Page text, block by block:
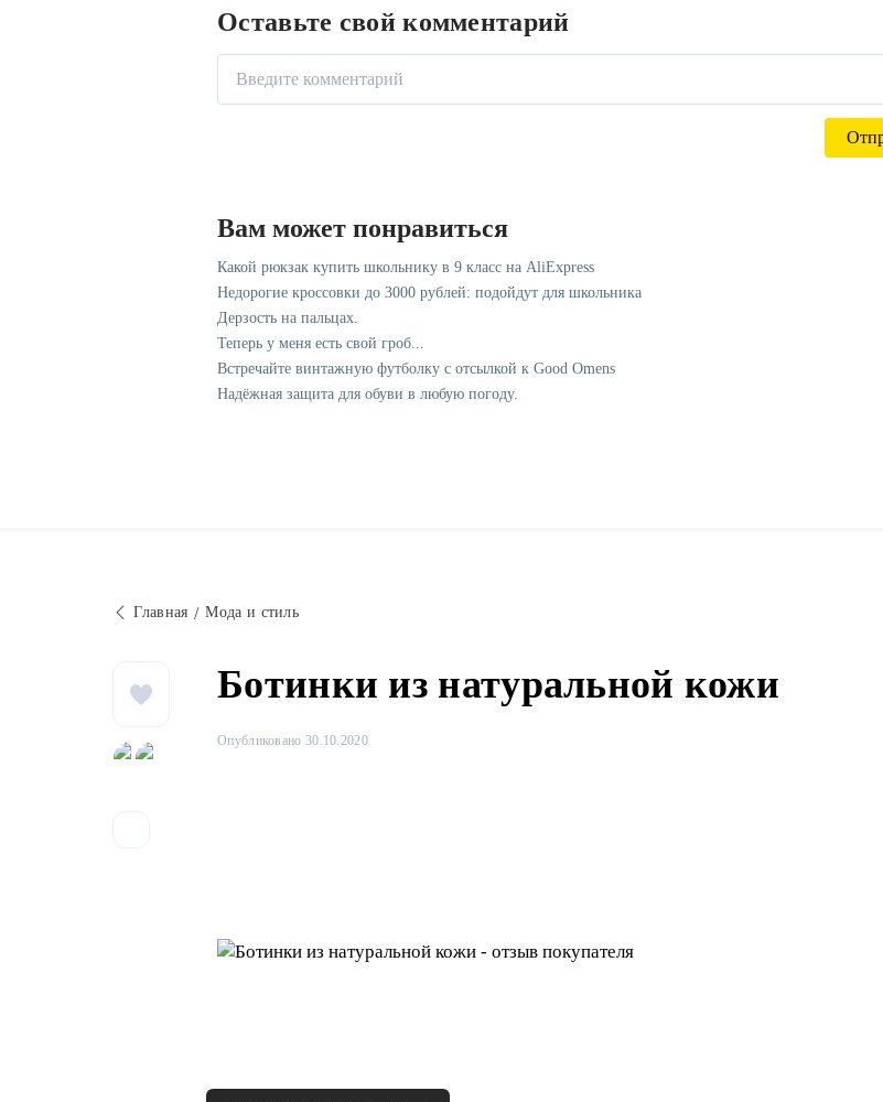
Оставьте свой комментарий
Вам может понравиться
Какой рюкзак купить школьнику в 9 класс на AliExpress
Недорогие кроссовки до 3000 рублей: подойдут для школьника
Дерзость на пальцах.
Теперь у меня есть свой гроб...
Встречайте винтажную футболку с отсылкой к Good Omens
Надёжная защита для обуви в любую погоду.
Главная Мода и стиль
Ботинки из натуральной кожи
Опубликовано 30.10.2020